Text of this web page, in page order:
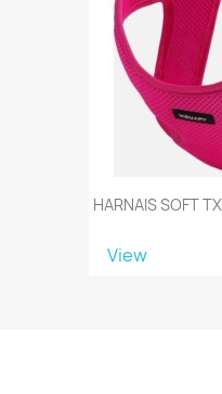
HARNAIS SOFT
View